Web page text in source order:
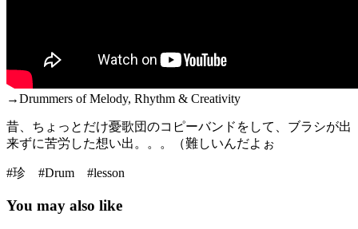
→Drummers of Melody, Rhythm & Creativity
昔、ちょっとだけ憂歌団のコピーバンドをして、ブラシが出
来ずに苦労した想い出。。。（難しいんだよぉ
#珍 #Drum #lesson
You may also like